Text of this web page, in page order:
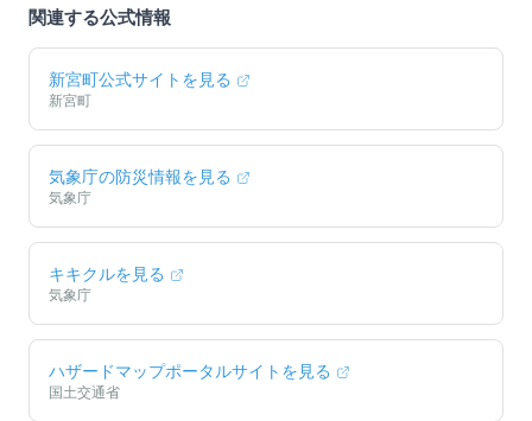
関連する公式情報
新宮町公式サイトを見る
新宮町
気象庁の防災情報を見る
気象庁
キキクルを見る
気象庁
ハザードマップポータルサイトを見る
国土交通省